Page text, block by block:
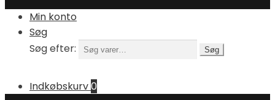
Min konto
Søg
Søg efter:
Søg
Indkøbskurv0